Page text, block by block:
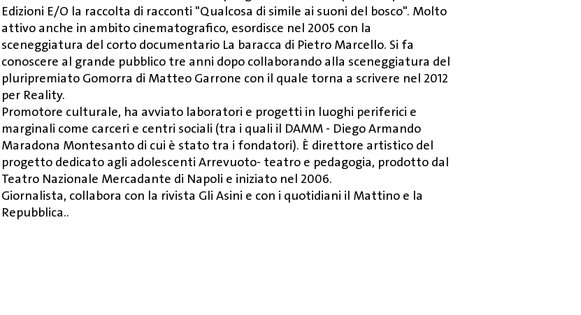
Edizioni E/O la raccolta di racconti "Qualcosa di simile ai suoni del bosco". Molto
attivo anche in ambito cinematografico, esordisce nel 2005 con la
sceneggiatura del corto documentario La baracca di Pietro Marcello. Si fa
conoscere al grande pubblico tre anni dopo collaborando alla sceneggiatura del
pluripremiato Gomorra di Matteo Garrone con il quale torna a scrivere nel 2012
per Reality.
Promotore culturale, ha avviato laboratori e progetti in luoghi periferici e
marginali come carceri e centri sociali (tra i quali il DAMM - Diego Armando
Maradona Montesanto di cui è stato tra i fondatori). È direttore artistico del
progetto dedicato agli adolescenti Arrevuoto- teatro e pedagogia, prodotto dal
Teatro Nazionale Mercadante di Napoli e iniziato nel 2006.
Giornalista, collabora con la rivista Gli Asini e con i quotidiani il Mattino e la
Repubblica..